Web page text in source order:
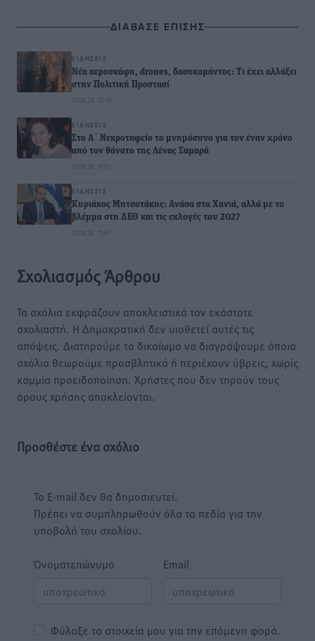
ΔΙΑΒΑΣΕ ΕΠΙΣΗΣ
ΕΙΔΉΣΕΙΣ
Νέα αεροσκάφη, drones, δασοκομάντος: Τι έχει αλλάξει
στην Πολιτική Προστασί
07.08.26 · 12:47
ΕΙΔΉΣΕΙΣ
Στο Α΄ Νεκροταφείο το μνημόσυνο για τον έναν χρόνο
από τον θάνατο της Λένας Σαμαρά
07.08.26 · 11:57
ΕΙΔΉΣΕΙΣ
Κυριάκος Μητσοτάκης: Ανάσα στα Χανιά, αλλά με το
βλέμμα στη ΔΕΘ και τις εκλογές του 2027
07.08.26 · 11:47
Σχολιασμός Άρθρου
Τα σχόλια εκφράζουν αποκλειστικά τον εκάστοτε
σχολιαστή. Η Δημοκρατική δεν υιοθετεί αυτές τις
απόψεις. Διατηρούμε το δικαίωμα να διαγράψουμε όποια
σχόλια θεωρούμε προσβλητικά ή περιέχουν ύβρεις, χωρίς
καμμία προειδοποίηση. Χρήστες που δεν τηρούν τους
όρους χρήσης αποκλείονται.
Προσθέστε ένα σχόλιο
Το E-mail δεν θα δημοσιευτεί.
Πρέπει να συμπληρωθούν όλα τα πεδία για την
υποβολή του σχολίου.
Όνοματεπώνυμο Email
Φύλαξε τα στοιχεία μου για την επόμενη φορά.